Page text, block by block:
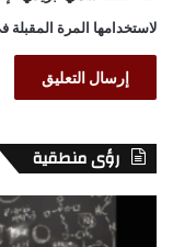
لاستخدامها المرة المقبلة
رؤى منطقية